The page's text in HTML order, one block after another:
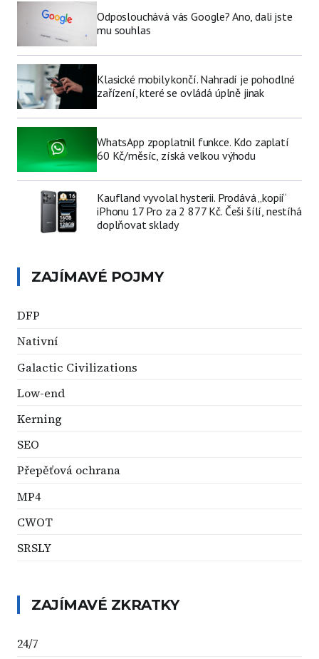
Odposlouchává vás Google? Ano, dali jste
mu souhlas
Klasické mobily končí. Nahradí je pohodlné
zařízení, které se ovládá úplně jinak
WhatsApp zpoplatnil funkce. Kdo zaplatí
60 Kč/měsíc, získá velkou výhodu
Kaufland vyvolal hysterii. Prodává „kopii“
iPhonu 17 Pro za 2 877 Kč. Češi šílí, nestíhá
doplňovat sklady
ZAJÍMAVÉ POJMY
DFP
Nativní
Galactic Civilizations
Low-end
Kerning
SEO
Přepěťová ochrana
MP4
CWOT
SRSLY
ZAJÍMAVÉ ZKRATKY
24/7